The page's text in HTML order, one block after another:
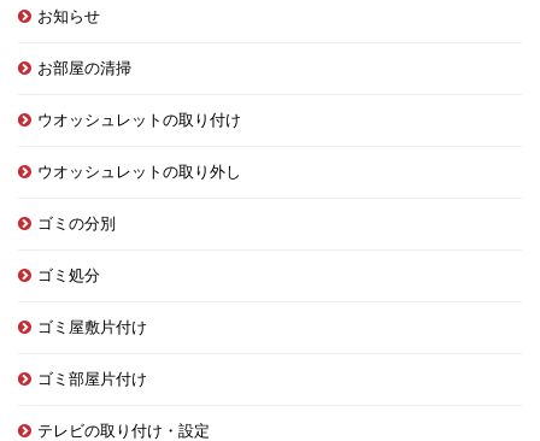
お知らせ
お部屋の清掃
ウオッシュレットの取り付け
ウオッシュレットの取り外し
ゴミの分別
ゴミ処分
ゴミ屋敷片付け
ゴミ部屋片付け
テレビの取り付け・設定